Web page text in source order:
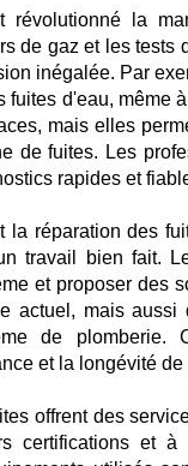
révolutionné la
de gaz et les tests
inégalée. Par
fuites d'eau, même
mais elles
de fuites. Les
rapides et
la réparation des
travail bien fait.
et proposer des
actuel, mais
de plomberie.
et la longévité
offrent des
certifications et